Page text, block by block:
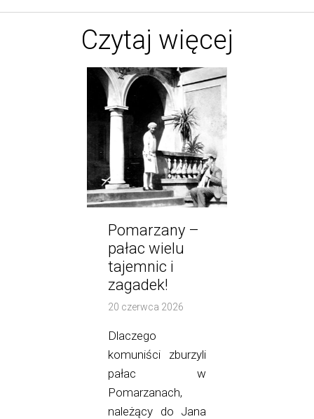
Czytaj więcej
Pomarzany –
pałac wielu
tajemnic i
zagadek!
20 czerwca 2026
Dlaczego
komuniści zburzyli
pałac w
Pomarzanach,
należący do Jana